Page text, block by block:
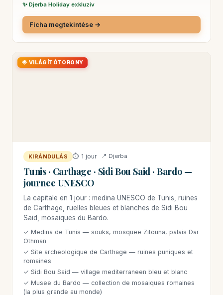
✨ Djerba Holiday exkluzív
Ficha megtekintése →
🌟 VILÁGÍTÓTORONY
KIRÁNDULÁS ⏱ 1 jour 📍 Djerba
Tunis · Carthage · Sidi Bou Said · Bardo —
journee UNESCO
La capitale en 1 jour : medina UNESCO de Tunis, ruines
de Carthage, ruelles bleues et blanches de Sidi Bou
Said, mosaiques du Bardo.
✓ Medina de Tunis — souks, mosquee Zitouna, palais Dar
Othman
✓ Site archeologique de Carthage — ruines puniques et
romaines
✓ Sidi Bou Said — village mediterraneen bleu et blanc
✓ Musee du Bardo — collection de mosaiques romaines
(la plus grande au monde)